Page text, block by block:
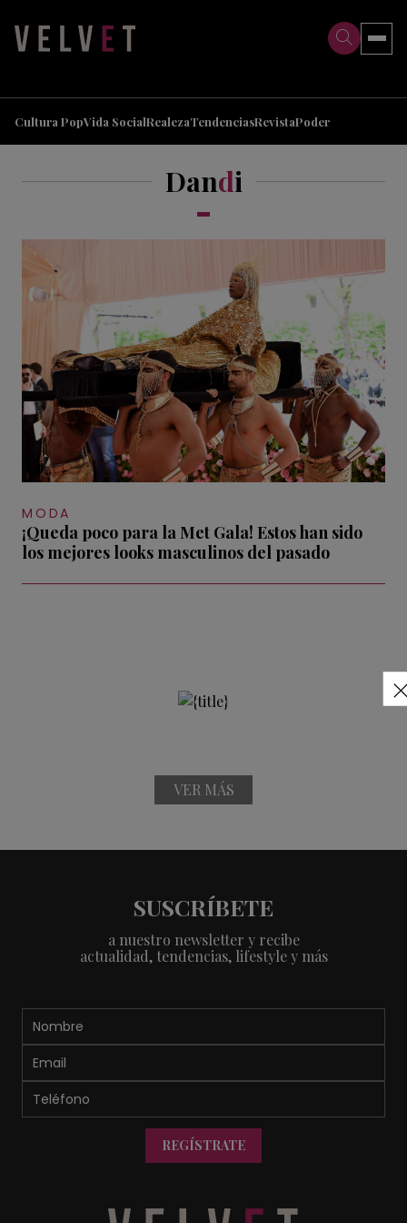
Cultura PopVida SocialRealezaTendenciasRevistaPoder
Dandi
MODA
¡Queda poco para la Met Gala! Estos han sido
los mejores looks masculinos del pasado
VER MÁS
SUSCRÍBETE
a nuestro newsletter y recibe
actualidad, tendencias, lifestyle y más
REGÍSTRATE